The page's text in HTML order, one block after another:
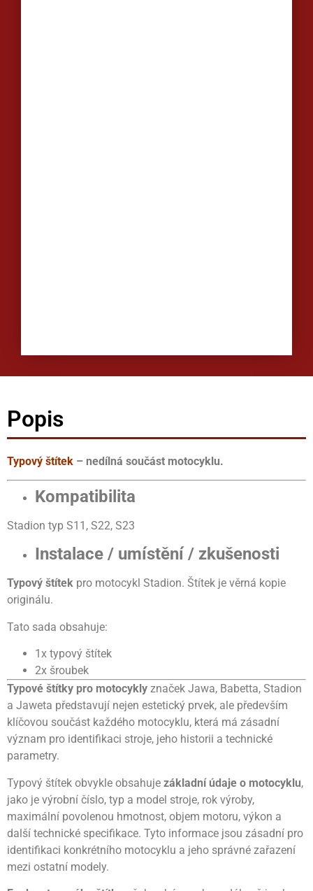
Popis
Typový štítek – nedílná součást motocyklu.
Kompatibilita
Stadion typ S11, S22, S23
Instalace / umístění / zkušenosti
Typový štítek pro motocykl Stadion. Štítek je věrná kopie
originálu.
Tato sada obsahuje:
1x typový štítek
2x šroubek
Typové štítky pro motocykly značek Jawa, Babetta, Stadion
a Jaweta představují nejen estetický prvek, ale především
klíčovou součást každého motocyklu, která má zásadní
význam pro identifikaci stroje, jeho historii a technické
parametry.
Typový štítek obvykle obsahuje základní údaje o motocyklu,
jako je výrobní číslo, typ a model stroje, rok výroby,
maximální povolenou hmotnost, objem motoru, výkon a
další technické specifikace. Tyto informace jsou zásadní pro
identifikaci konkrétního motocyklu a jeho správné zařazení
mezi ostatní modely.